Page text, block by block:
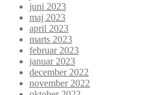
juni 2023
maj 2023
april 2023
marts 2023
februar 2023
januar 2023
december 2022
november 2022